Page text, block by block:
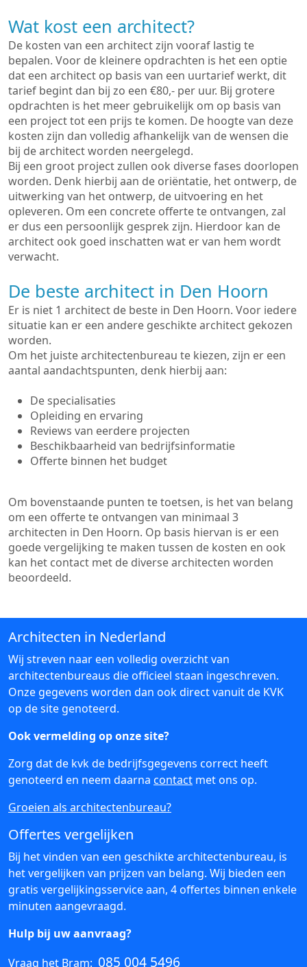
Wat kost een architect?
De kosten van een architect zijn vooraf lastig te
bepalen. Voor de kleinere opdrachten is het een optie
dat een architect op basis van een uurtarief werkt, dit
tarief begint dan bij zo een €80,- per uur. Bij grotere
opdrachten is het meer gebruikelijk om op basis van
een project tot een prijs te komen. De hoogte van deze
kosten zijn dan volledig afhankelijk van de wensen die
bij de architect worden neergelegd.
Bij een groot project zullen ook diverse fases doorlopen
worden. Denk hierbij aan de oriëntatie, het ontwerp, de
uitwerking van het ontwerp, de uitvoering en het
opleveren. Om een concrete offerte te ontvangen, zal
er dus een persoonlijk gesprek zijn. Hierdoor kan de
architect ook goed inschatten wat er van hem wordt
verwacht.
De beste architect in Den Hoorn
Er is niet 1 architect de beste in Den Hoorn. Voor iedere
situatie kan er een andere geschikte architect gekozen
worden.
Om het juiste architectenbureau te kiezen, zijn er een
aantal aandachtspunten, denk hierbij aan:
De specialisaties
Opleiding en ervaring
Reviews van eerdere projecten
Beschikbaarheid van bedrijfsinformatie
Offerte binnen het budget
Om bovenstaande punten te toetsen, is het van belang
om een offerte te ontvangen van minimaal 3
architecten in Den Hoorn. Op basis hiervan is er een
goede vergelijking te maken tussen de kosten en ook
kan het contact met de diverse architecten worden
beoordeeld.
Architecten in Nederland
Wij streven naar een volledig overzicht van
architectenbureaus die officieel staan ingeschreven.
Onze gegevens worden dan ook direct vanuit de KVK
op de site genoteerd.
Ook vermelding op onze site?
Zorg dat de kvk de bedrijfsgegevens correct heeft
genoteerd en neem daarna contact met ons op.
Groeien als architectenbureau?
Offertes vergelijken
Bij het vinden van een geschikte architectenbureau, is
het vergelijken van prijzen van belang. Wij bieden een
gratis vergelijkingsservice aan, 4 offertes binnen enkele
minuten aangevraagd.
Hulp bij uw aanvraag?
Vraag het Bram: 085 004 5496